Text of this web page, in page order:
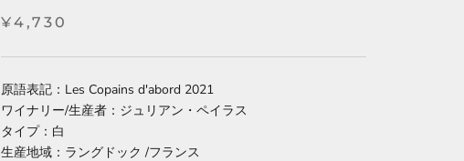
¥4,730
原語表記：Les Copains d'abord 2021
ワイナリー/生産者： ジュリアン・ペイラス
タイプ：白
生産地域：ラングドック /フランス